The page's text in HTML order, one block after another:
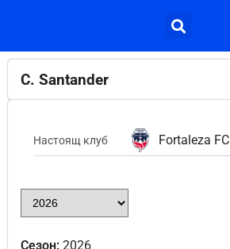
C. Santander
Настоящ клуб Fortaleza FC
Сезон: 2026